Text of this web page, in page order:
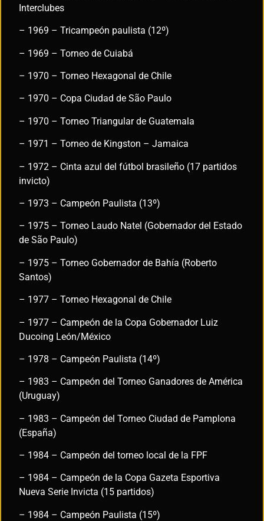
Interclubes
– 1969 – Tricampeón paulista (12º)
– 1969 – Torneo de Cuiabá
– 1970 – Torneo Hexagonal de Chile
– 1970 – Copa Ciudad de São Paulo
– 1970 – Torneo Triangular de Guatemala
– 1971 – Torneo de Kingston – Jamaica
– 1972 – Cinta azul del fútbol brasileño (17 partidos
invicto)
– 1973 – Campeón Paulista (13º)
– 1975 – Torneo Laudo Natel (Gobernador del Estado
de São Paulo)
– 1975 – Torneo Gobernador de Bahía (Roberto
Santos)
– 1977 – Torneo Hexagonal de Chile
– 1977 – Campeón de la Copa Gobernador Luiz
Ducoing León/México
– 1978 – Campeón Paulista (14º)
– 1983 – Campeón del Torneo Ganadores de América
(Uruguay)
– 1983 – Campeón del Torneo Ciudad de Pamplona
(España)
– 1984 – Campeón del torneo local de la FPF
– 1984 – Campeón de la Copa Gazeta Esportiva
Nueva Serie Invicta (15 partidos)
– 1984 – Campeón Paulista (15º)